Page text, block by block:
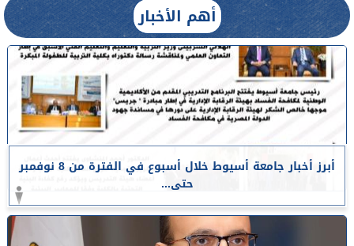
أهم الأخبار
أبرز أخبار جامعة أسيوط خلال أسبوع في الفترة من 8 نوفمبر
حتى...